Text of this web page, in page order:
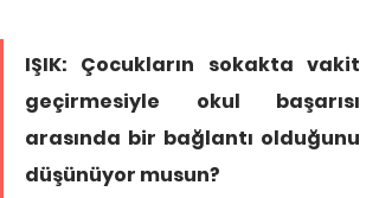
IŞIK: Çocukların sokakta vakit
geçirmesiyle okul başarısı
arasında bir bağlantı olduğunu
düşünüyor musun?